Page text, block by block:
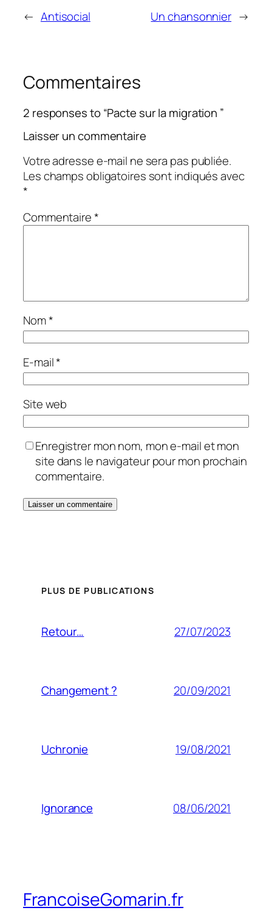
← Antisocial Un chansonnier →
Commentaires
2 responses to “Pacte sur la migration ”
Laisser un commentaire
Votre adresse e-mail ne sera pas publiée.
Les champs obligatoires sont indiqués avec
*
Commentaire*
Nom*
E-mail*
Site web
Enregistrer mon nom, mon e-mail et mon
site dans le navigateur pour mon prochain
commentaire.
PLUS DE PUBLICATIONS
Retour… 27/07/2023
Changement ? 20/09/2021
Uchronie 19/08/2021
Ignorance 08/06/2021
FrancoiseGomarin.fr